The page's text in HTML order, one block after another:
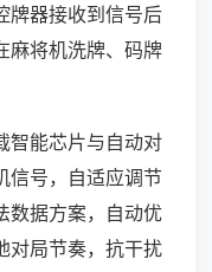
牌器接收到信号后
麻将机洗牌、码牌
智能芯片与自动对
信号，自适应调节
数据方案，自动优
对局节奏，抗干扰